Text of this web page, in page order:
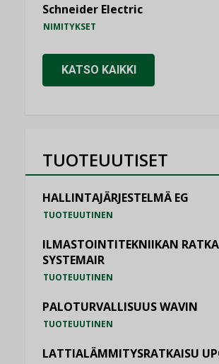
Schneider Electric
NIMITYKSET
KATSO KAIKKI
TUOTEUUTISET
HALLINTAJÄRJESTELMÄ EG
TUOTEUUTINEN
ILMASTOINTITEKNIIKAN
SYSTEMAIR
TUOTEUUTINEN
PALOTURVALLISUUS WAVIN
TUOTEUUTINEN
LATTIALÄMMITYSRATKAISU